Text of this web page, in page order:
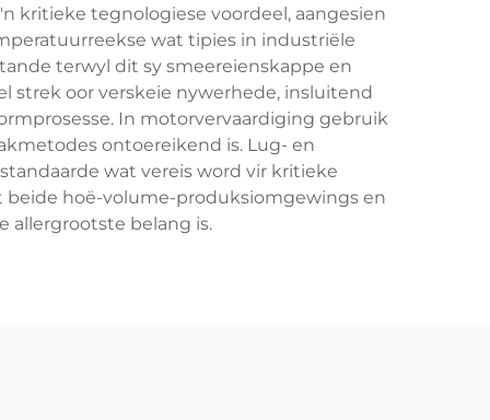
kritieke tegnologiese voordeel, aangesien
wat tipies in industriële
terwyl dit sy smeereienskappe en
strek oor verskeie nywerhede, insluitend
In motorvervaardiging gebruik
ontoereikend is. Lug- en
wat vereis word vir kritieke
hoë-volume-produksiomgewings en
allergrootste belang is.